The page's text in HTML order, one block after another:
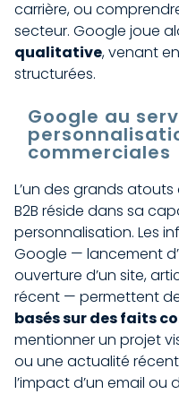
carrière, ou
secteur. Google joue
qualitative, venant
structurées.
Google au
commerciales
L’un des grands
B2B réside dans sa
personnalisation. Les
Google — lancement
ouverture d’un site,
récent — permettent
basés sur des faits
mentionner un projet
ou une actualité
l’impact d’un email ou